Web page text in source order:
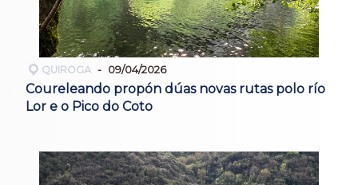
QUIROGA 09/04/2026
Coureleando propón dúas novas rutas polo río
Lor e o Pico do Coto